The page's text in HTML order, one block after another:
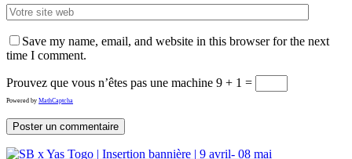
Save my name, email, and website in this browser for the next
time I comment.
Prouvez que vous n’êtes pas une machine 9 + 1 =
Powered by MathCaptcha